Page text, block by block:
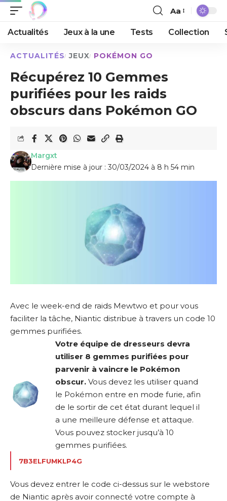
Aa
Actualités Jeux à la une Tests Collection
ACTUALITÉS JEUX POKÉMON GO
Récupérez 10 Gemmes
purifiées pour les raids
obscurs dans Pokémon GO
Dernière mise à jour : 30/03/2024 à 8 h 54 min
Margxt
Avec le week-end de raids Mewtwo et pour vous
faciliter la tâche, Niantic distribue à travers un code 10
gemmes purifiées.
Votre équipe de dresseurs devra
utiliser 8 gemmes purifiées pour
parvenir à vaincre le Pokémon
obscur.Vous devez les utiliser quand
le Pokémon entre en mode furie, afin
de le sortir de cet état durant lequel il
a une meilleure défense et attaque.
Vous pouvez stocker jusqu’à 10
gemmes purifiées.
7B3ELFUMKLP4G
Vous devez entrer le code ci-dessus sur le webstore
de Niantic après avoir connecté votre compte à